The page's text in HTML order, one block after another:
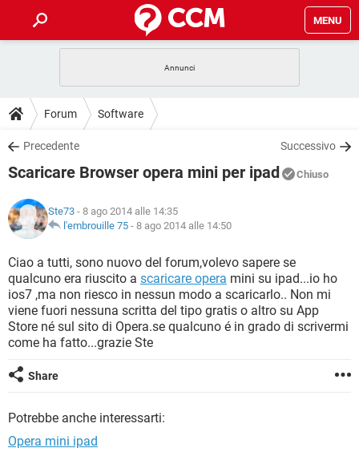
MENU
INTRATTENIMENTO
iOS
INSTAGRAM WHATSAPP
TIKTOK
HARDWARE
GUIDE
COVID-19
INSTAGRAM
TIKTOK
HARDWARE
DOWNLOAD
COVID-19 GAMING
INTRATTENIMENTO
iOS WINDOWS 10
INSTAGRAM WHATSAPP
TIKTOK FACEBOOK
HARDWARE
COVID-19
INTRATTENIMENTO
iOS WINDOWS 10
INSTAGRAM WHATSAPP
TIKTOK FACEBOOK
HARDWARE
GLOSSARIO
COVID-19 GAMING
INTRATTENIMENTO ANDROID
iOS WINDOWS 10
INSTAGRAM
TIKTOK
Forum Software
Precedente Successivo
Scaricare Browser opera mini per ipad Chiuso
Ste73 - 8 ago 2014 alle 14:35
l'embrouille 75 - 8 ago 2014 alle 14:50
Ciao a tutti, sono nuovo del forum,volevo sapere se
qualcuno era riuscito a scaricare opera mini su ipad...io ho
ios7 ,ma non riesco in nessun modo a scaricarlo.. Non mi
viene fuori nessuna scritta del tipo gratis o altro su App
Store né sul sito di Opera.se qualcuno é in grado di scrivermi
come ha fatto...grazie Ste
Share
Potrebbe anche interessarti:
Opera mini ipad